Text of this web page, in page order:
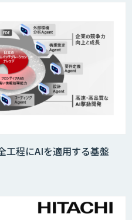
工程にAIを適用する基盤